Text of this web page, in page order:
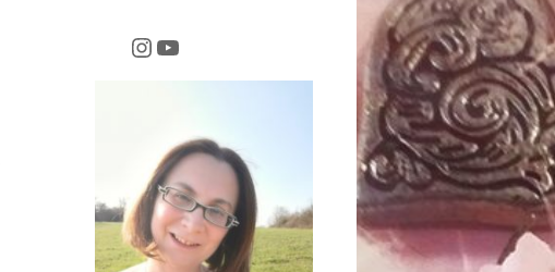
Instagram YouTube